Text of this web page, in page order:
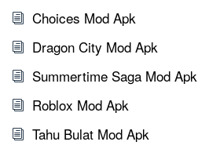
Choices Mod Apk
Dragon City Mod Apk
Summertime Saga Mod Apk
Roblox Mod Apk
Tahu Bulat Mod Apk